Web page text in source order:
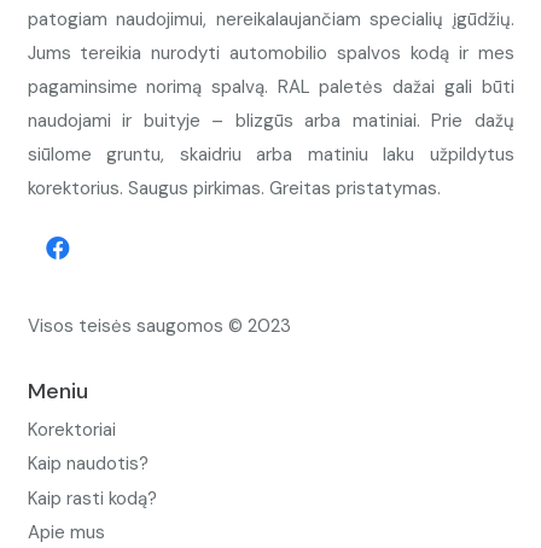
patogiam naudojimui, nereikalaujančiam specialių įgūdžių.
Jums tereikia nurodyti automobilio spalvos kodą ir mes
pagaminsime norimą spalvą. RAL paletės dažai gali būti
naudojami ir buityje – blizgūs arba matiniai. Prie dažų
siūlome gruntu, skaidriu arba matiniu laku užpildytus
korektorius. Saugus pirkimas. Greitas pristatymas.
Visos teisės saugomos © 2023
Meniu
Korektoriai
Kaip naudotis?
Kaip rasti kodą?
Apie mus